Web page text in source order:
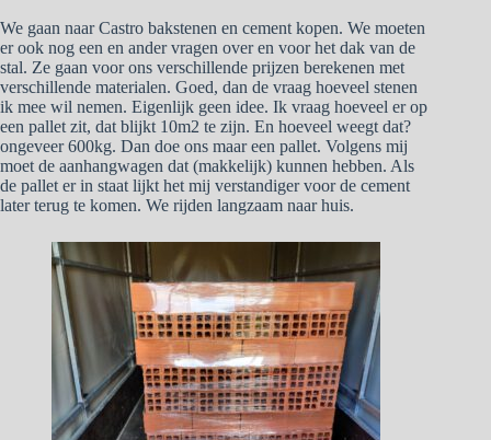
We gaan naar Castro bakstenen en cement kopen. We moeten
er ook nog een en ander vragen over en voor het dak van de
stal. Ze gaan voor ons verschillende prijzen berekenen met
verschillende materialen. Goed, dan de vraag hoeveel stenen
ik mee wil nemen. Eigenlijk geen idee. Ik vraag hoeveel er op
een pallet zit, dat blijkt 10m2 te zijn. En hoeveel weegt dat?
ongeveer 600kg. Dan doe ons maar een pallet. Volgens mij
moet de aanhangwagen dat (makkelijk) kunnen hebben. Als
de pallet er in staat lijkt het mij verstandiger voor de cement
later terug te komen. We rijden langzaam naar huis.